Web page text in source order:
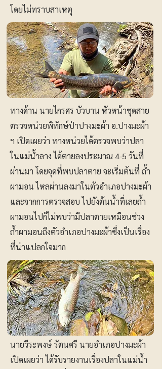
โดยไม่ทราบสาเหตุ
ทางด้าน นายไกรศร บัวบาน หัวหน้าชุดสาย
ตรวจหน่วยพิทักษ์ป่าปางมะผ้า อ.ปางมะผ้า
ฯ เปิดเผยว่า ทางหน่วยได้ตรวจพบว่าปลา
ในแม่น้ำลาง ได้ตายลงประมาณ 4-5 วันที่
ผ่านมา โดยจุดที่พบปลาตาย จะเริ่มต้นที่ ถ้ำ
ผามอน ไหลผ่านลงมาในตัวอำเภอปางมะผ้า
และจากการตรวจสอบ ไปยังต้นน้ำที่เลยถ้ำ
ผามอนไปก็ไม่พบว่ามีปลาตายเหมือนช่วง
ถ้ำผามอนถึงตัวอำเภอปางมะผ้าซึ่งเป็นเรื่อง
ที่น่าแปลกใจมาก
นายวีระพงษ์ รัตนศรี นายอำเภอปางมะผ้า
เปิดเผยว่า ได้รับรายงานเรื่องปลาในแม่น้ำ